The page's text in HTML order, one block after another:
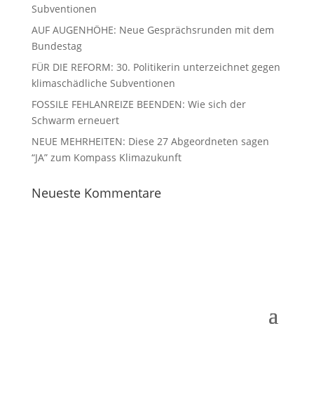
Subventionen
AUF AUGENHÖHE: Neue Gesprächsrunden mit dem
Bundestag
FÜR DIE REFORM: 30. Politikerin unterzeichnet gegen
klimaschädliche Subventionen
FOSSILE FEHLANREIZE BEENDEN: Wie sich der
Schwarm erneuert
NEUE MEHRHEITEN: Diese 27 Abgeordneten sagen
“JA” zum Kompass Klimazukunft
Neueste Kommentare